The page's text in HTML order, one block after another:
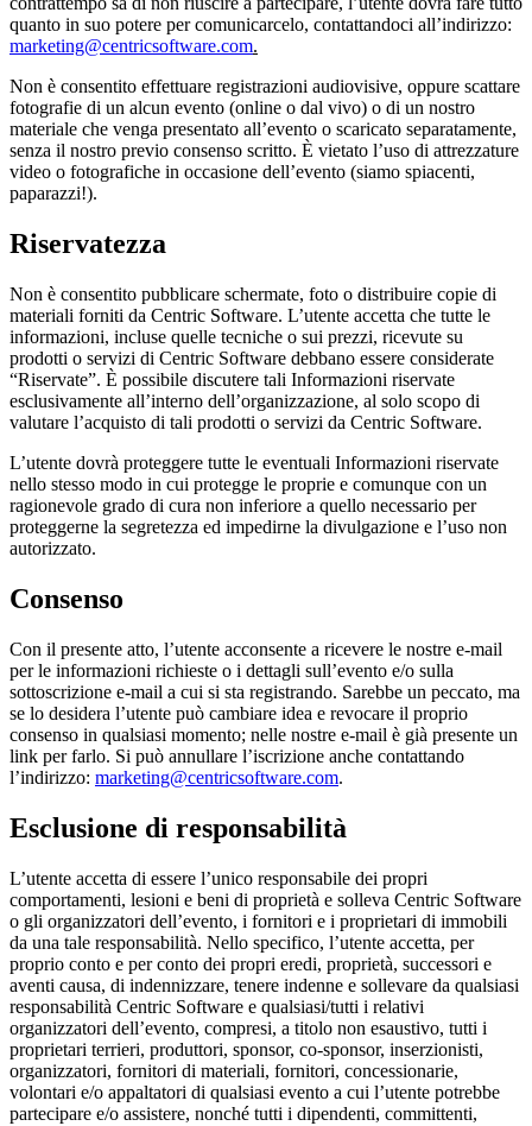
quanto in suo potere per comunicarcelo, contattandoci all’indirizzo:
marketing@centricsoftware.com.
Non è consentito effettuare registrazioni audiovisive, oppure scattare
fotografie di un alcun evento (online o dal vivo) o di un nostro
materiale che venga presentato all’evento o scaricato separatamente,
senza il nostro previo consenso scritto. È vietato l’uso di attrezzature
video o fotografiche in occasione dell’evento (siamo spiacenti,
paparazzi!).
Riservatezza
Non è consentito pubblicare schermate, foto o distribuire copie di
materiali forniti da Centric Software. L’utente accetta che tutte le
informazioni, incluse quelle tecniche o sui prezzi, ricevute su
prodotti o servizi di Centric Software debbano essere considerate
“Riservate”. È possibile discutere tali Informazioni riservate
esclusivamente all’interno dell’organizzazione, al solo scopo di
valutare l’acquisto di tali prodotti o servizi da Centric Software.
L’utente dovrà proteggere tutte le eventuali Informazioni riservate
nello stesso modo in cui protegge le proprie e comunque con un
ragionevole grado di cura non inferiore a quello necessario per
proteggerne la segretezza ed impedirne la divulgazione e l’uso non
autorizzato.
Consenso
Con il presente atto, l’utente acconsente a ricevere le nostre e-mail
per le informazioni richieste o i dettagli sull’evento e/o sulla
sottoscrizione e-mail a cui si sta registrando. Sarebbe un peccato, ma
se lo desidera l’utente può cambiare idea e revocare il proprio
consenso in qualsiasi momento; nelle nostre e-mail è già presente un
link per farlo. Si può annullare l’iscrizione anche contattando
l’indirizzo: marketing@centricsoftware.com.
Esclusione di responsabilità
L’utente accetta di essere l’unico responsabile dei propri
comportamenti, lesioni e beni di proprietà e solleva Centric Software
o gli organizzatori dell’evento, i fornitori e i proprietari di immobili
da una tale responsabilità. Nello specifico, l’utente accetta, per
proprio conto e per conto dei propri eredi, proprietà, successori e
aventi causa, di indennizzare, tenere indenne e sollevare da qualsiasi
responsabilità Centric Software e qualsiasi/tutti i relativi
organizzatori dell’evento, compresi, a titolo non esaustivo, tutti i
proprietari terrieri, produttori, sponsor, co-sponsor, inserzionisti,
organizzatori, fornitori di materiali, fornitori, concessionarie,
volontari e/o appaltatori di qualsiasi evento a cui l’utente potrebbe
partecipare e/o assistere, nonché tutti i dipendenti, committenti,